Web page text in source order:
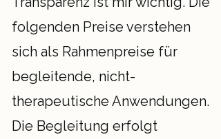
folgenden Preise verstehen
sich als Rahmenpreise für
begleitende, nicht-
therapeutische Anwendungen.
Die Begleitung erfolgt